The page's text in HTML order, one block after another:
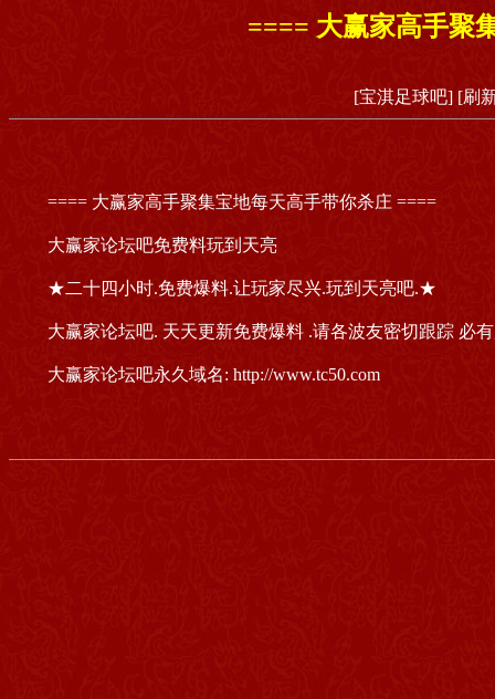
==== 大赢家高手聚
[宝淇足球吧] [刷
==== 大赢家高手聚集宝地每天高手带你杀庄 ====
大赢家论坛吧免费料玩到天亮
★二十四小时.免费爆料.让玩家尽兴.玩到天亮吧.★
大赢家论坛吧. 天天更新免费爆料 .请各波友密切跟踪 必
大赢家论坛吧永久域名: http://www.tc50.com